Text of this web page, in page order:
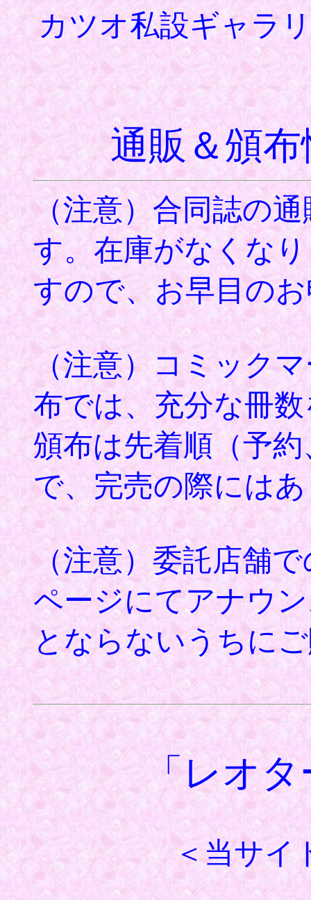
カツオ私設ギャラ
通販＆頒
（注意）合同誌の
す。在庫がなくな
すので、お早目の
（注意）コミック
布では、充分な冊
頒布は先着順（予
で、完売の際には
（注意）委託店舗
ページにてアナウ
とならないうちに
「レオタ
＜当サイ